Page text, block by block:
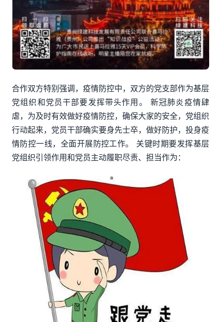
合作双方特别强调，疫情防控中，双方的党支部作为基层
党组织和党员干部要发挥带头作用。 新冠肺炎疫情肆
虐，为及时有效做好疫情防控，确保大家的安全，党组织
行动起来，党员干部确实要身先士卒，做好防护，投身疫
情防控一线，全面开展防控工作。 关键时期要发挥基层
党组织引领作用和党员主动履职尽责、担当作为：